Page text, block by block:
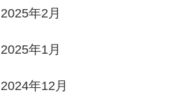
2025年2月
2025年1月
2024年12月